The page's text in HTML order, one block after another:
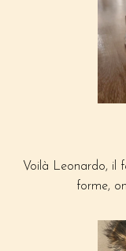
Voilà Leonardo, il
forme,